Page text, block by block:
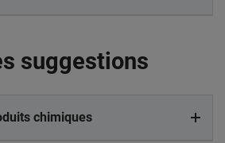
suggestions
chimiques